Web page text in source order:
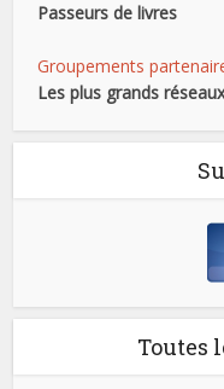
Passeurs de livres
Groupements
Les plus grands
Toutes